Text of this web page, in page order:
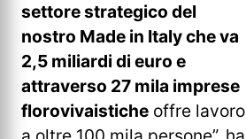
settore strategico del
nostro Made in Italy che va
2,5 miliardi di euro e
attraverso 27 mila imprese
florovivaistiche offre lavoro